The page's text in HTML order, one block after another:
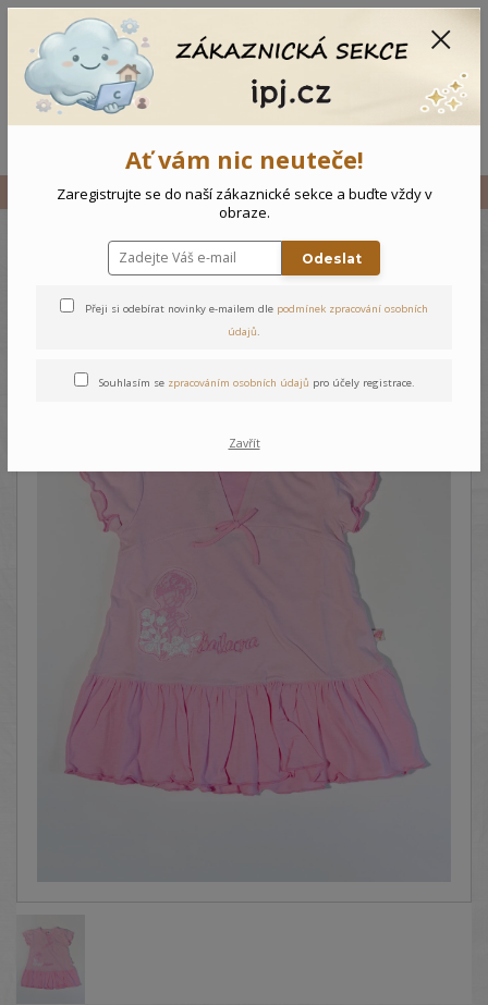
Vše Dětské šaty Růže
Dětské šaty Růže
Ať vám nic neuteče!
Zaregistrujte se do naší zákaznické sekce a buďte vždy v
obraze.
Odeslat
Přeji si odebírat novinky e-mailem dle podmínek zpracování osobních
údajů.
Souhlasím se zpracováním osobních údajů pro účely registrace.
Zavřít